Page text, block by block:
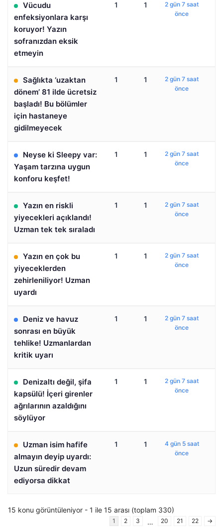
Vücudu
enfeksiyonlara karşı
koruyor! Yazın
sofranızdan eksik
etmeyin
1 1
2 gün 7 saat
önce
Sağlıkta ‘uzaktan
dönem’ 81 ilde ücretsiz
başladı! Bu bölümler
için hastaneye
gidilmeyecek
1 1
2 gün 7 saat
önce
Neyse ki Sleepy var:
Yaşam tarzına uygun
konforu keşfet!
1 1
2 gün 7 saat
önce
Yazın en riskli
yiyecekleri açıklandı!
Uzman tek tek sıraladı
1 1
2 gün 7 saat
önce
Yazın en çok bu
yiyeceklerden
zehirleniliyor! Uzman
uyardı
1 1
2 gün 7 saat
önce
Deniz ve havuz
sonrası en büyük
tehlike! Uzmanlardan
kritik uyarı
1 1
2 gün 7 saat
önce
Denizaltı değil, şifa
kapsülü! İçeri girenler
ağrılarının azaldığını
söylüyor
1 1
2 gün 7 saat
önce
Uzman isim hafife
almayın deyip uyardı:
Uzun süredir devam
ediyorsa dikkat
1 1
4 gün 5 saat
önce
15 konu görüntüleniyor - 1 ile 15 arası (toplam 330)
1 2 3 … 20 21 22 →